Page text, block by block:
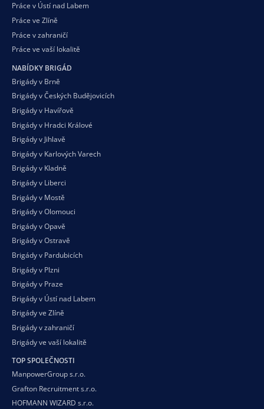
Práce v Ústí nad Labem
Práce ve Zlíně
Práce v zahraničí
Práce ve vaší lokalitě
NABÍDKY BRIGÁD
Brigády v Brně
Brigády v Českých Budějovicích
Brigády v Havířově
Brigády v Hradci Králové
Brigády v Jihlavě
Brigády v Karlových Varech
Brigády v Kladně
Brigády v Liberci
Brigády v Mostě
Brigády v Olomouci
Brigády v Opavě
Brigády v Ostravě
Brigády v Pardubicích
Brigády v Plzni
Brigády v Praze
Brigády v Ústí nad Labem
Brigády ve Zlíně
Brigády v zahraničí
Brigády ve vaší lokalitě
TOP SPOLEČNOSTI
ManpowerGroup s.r.o.
Grafton Recruitment s.r.o.
HOFMANN WIZARD s.r.o.